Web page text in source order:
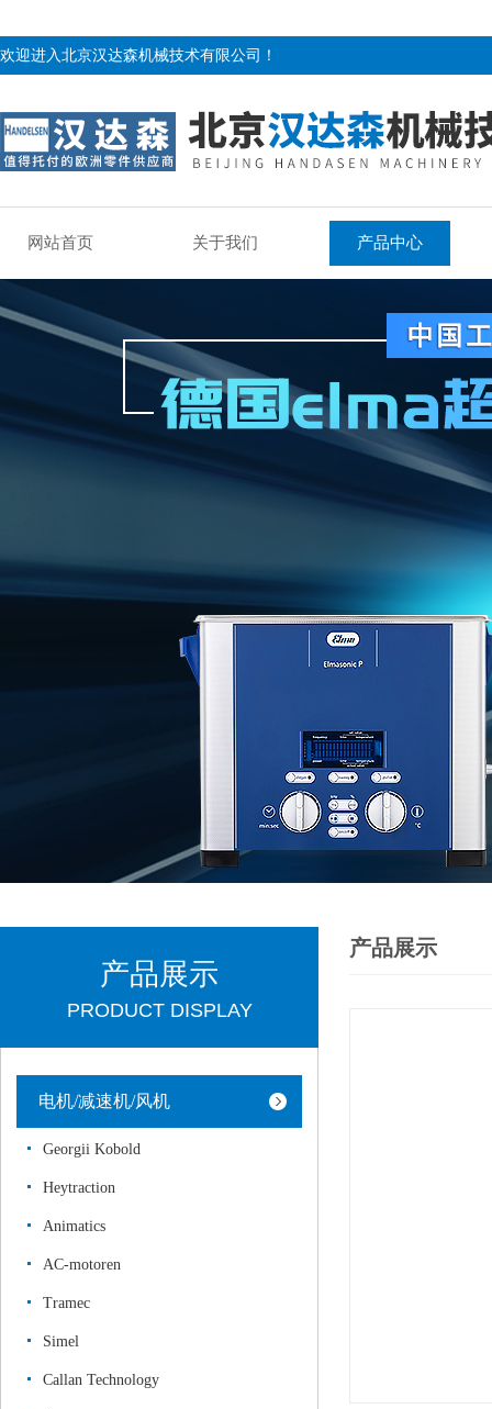
欢迎进入北京汉达森机械技术有限公司！
网站首页 关于我们 产品中心
产品展示
PRODUCT DISPLAY
电机/减速机/风机
Georgii Kobold
Heytraction
Animatics
AC-motoren
Tramec
Simel
Callan Technology
产品展示